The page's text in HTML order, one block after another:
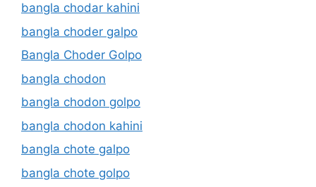
bangla chodar kahini
bangla choder galpo
Bangla Choder Golpo
bangla chodon
bangla chodon golpo
bangla chodon kahini
bangla chote galpo
bangla chote golpo